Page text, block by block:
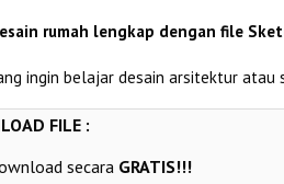
rumah lengkap dengan file
ingin belajar desain arsitektur atau
FILE :
secara GRATIS!!!